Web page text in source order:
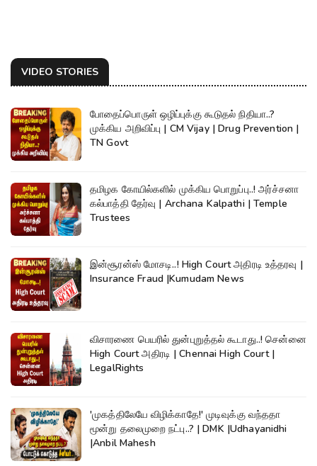
VIDEO STORIES
போதைப்பொருள் ஒழிப்புக்கு கூடுதல் நிதியா..?
முக்கிய அறிவிப்பு | CM Vijay | Drug Prevention |
TN Govt
தமிழக கோயில்களில் முக்கிய பொறுப்பு..! அர்ச்சனா
கல்பாத்தி தேர்வு | Archana Kalpathi | Temple
Trustees
இன்சூரன்ஸ் மோசடி..! High Court அதிரடி உத்தரவு |
Insurance Fraud |Kumudam News
விசாரணை பெயரில் துன்புறுத்தல் கூடாது..! சென்னை
High Court அதிரடி | Chennai High Court |
LegalRights
'முகத்திலேயே விழிக்காதே!' முடிவுக்கு வந்ததா
மூன்று தலைமுறை நட்பு..? | DMK |Udhayanidhi
|Anbil Mahesh